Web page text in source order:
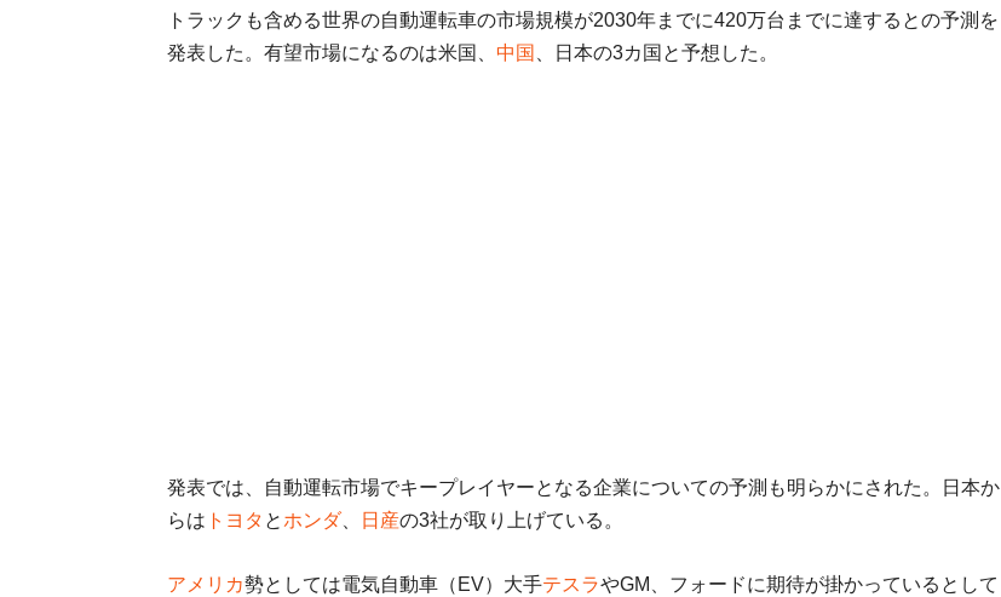
トラックも含める世界の自動運転車の市場規模が2030年までに420万台までに達するとの予測を
発表した。有望市場になるのは米国、 中国 、日本の3カ国と予想した。
発表では、自動運転市場でキープレイヤーとなる企業についての予測も明らかにされた。日本か
らは トヨタ とホンダ、 日産の3社が取り上げている。
アメリカ勢としては電気自動車（EV）大手テスラやGM、フォードに期待が掛かっているとして